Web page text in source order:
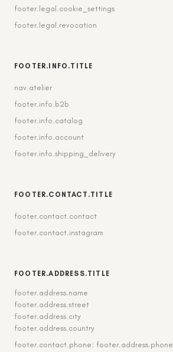
footer.legal.cookie_settings
footer.legal.revocation
FOOTER.INFO.TITLE
nav.atelier
footer.info.b2b
footer.info.catalog
footer.info.account
footer.info.shipping_delivery
FOOTER.CONTACT.TITLE
footer.contact.contact
footer.contact.instagram
FOOTER.ADDRESS.TITLE
footer.address.name
footer.address.street
footer.address.city
footer.address.country
footer.contact.phone: footer.address.phone